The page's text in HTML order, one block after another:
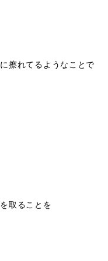
擦れてるようなことで
取ることを